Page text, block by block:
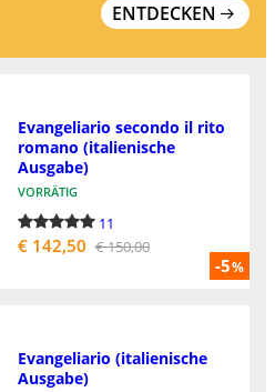
ENTDECKEN
-5%
Evangeliario secondo il rito
romano (italienische
Ausgabe)
VORRÄTIG
11
€ 142,50 € 150,00
Evangeliario (italienische
Ausgabe)